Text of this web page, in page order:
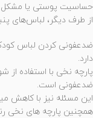
حساسیت پوستی یا مشکل
از طرف دیگر، لباس‌های
ضدعفونی کردن لباس
دارد.
پارچه نخی با استفاده از
ضدعفونی است.
این مسئله نیز با کاهش
همچنین پارچه ‌های نخی